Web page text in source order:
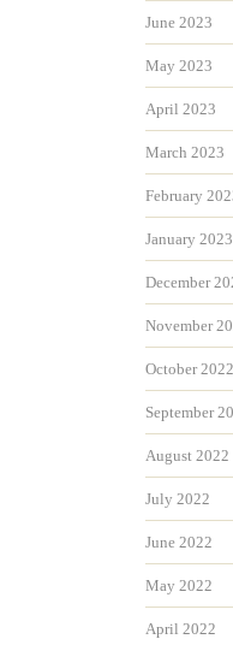
June 2023
May 2023
April 2023
March 2023
February
January 2023
December
November
October 2022
September
August 2022
July 2022
June 2022
May 2022
April 2022